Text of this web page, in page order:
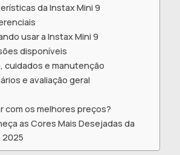
da Instax Mini 9
usar a Instax Mini 9
disponíveis
cuidados e manutenção
e avaliação geral
com os melhores preços?
as Cores Mais Desejadas da
2025